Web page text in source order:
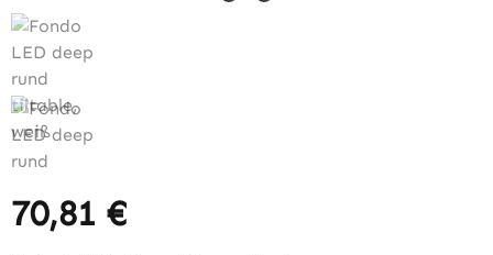
Regulärer Preis:
70,81 €